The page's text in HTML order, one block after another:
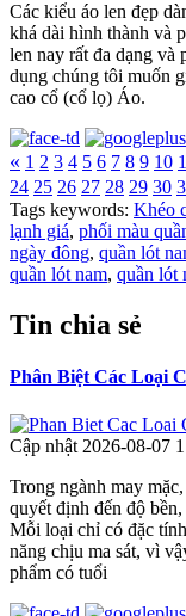
Các kiểu áo len đẹp
khá dài hình thành và
len nay rất đa dạng và
dụng chúng tôi muốn
cao cổ (cổ lọ) Áo.
« 1 2 3 4 5 6 7 8 9 10
24 25 26 27 28 29 30
Tags keywords: Khéo
lạnh giá, phối màu
ngày đông, quần lót
quần lót nam, quần lót
Tin chia sẻ
Phân Biệt Các Loại
Cập nhật 2026-08-07
Trong ngành may
quyết định đến độ
Mỗi loại chỉ có đặc
năng chịu ma sát, vì
phẩm có tuổi